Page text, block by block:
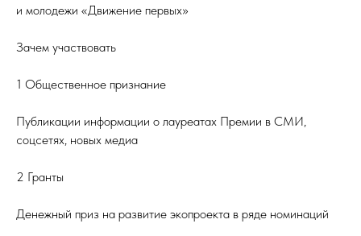
и молодежи «Движение первых»
Зачем участвовать
1 Общественное признание
Публикации информации о лауреатах Премии в СМИ,
соцсетях, новых медиа
2 Гранты
Денежный приз на развитие экопроекта в ряде номинаций